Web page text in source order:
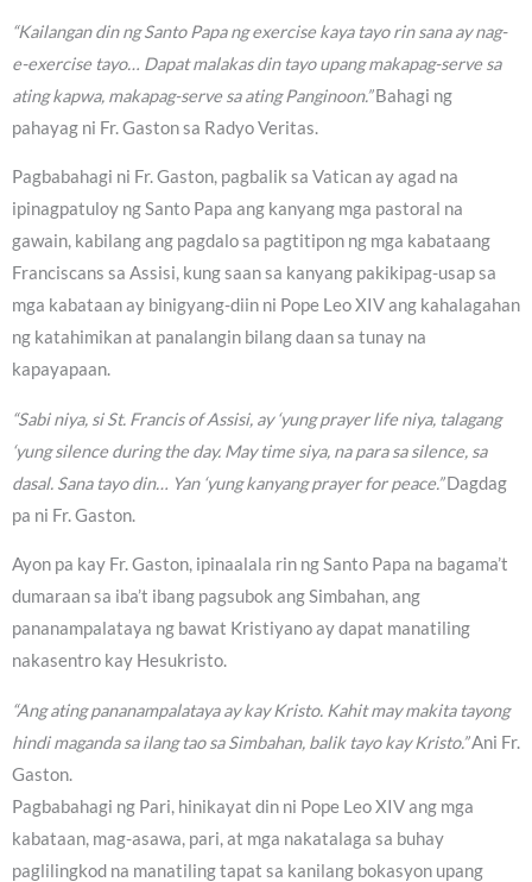
“Kailangan din ng Santo Papa ng exercise kaya tayo rin sana ay nag-
e-exercise tayo… Dapat malakas din tayo upang makapag-serve sa
ating kapwa, makapag-serve sa ating Panginoon.”Bahagi ng
pahayag ni Fr. Gaston sa Radyo Veritas.
Pagbabahagi ni Fr. Gaston, pagbalik sa Vatican ay agad na
ipinagpatuloy ng Santo Papa ang kanyang mga pastoral na
gawain, kabilang ang pagdalo sa pagtitipon ng mga kabataang
Franciscans sa Assisi, kung saan sa kanyang pakikipag-usap sa
mga kabataan ay binigyang-diin ni Pope Leo XIV ang kahalagahan
ng katahimikan at panalangin bilang daan sa tunay na
kapayapaan.
“Sabi niya, si St. Francis of Assisi, ay ‘yung prayer life niya, talagang
‘yung silence during the day. May time siya, na para sa silence, sa
dasal. Sana tayo din… Yan ‘yung kanyang prayer for peace.”Dagdag
pa ni Fr. Gaston.
Ayon pa kay Fr. Gaston, ipinaalala rin ng Santo Papa na bagama’t
dumaraan sa iba’t ibang pagsubok ang Simbahan, ang
pananampalataya ng bawat Kristiyano ay dapat manatiling
nakasentro kay Hesukristo.
“Ang ating pananampalataya ay kay Kristo. Kahit may makita tayong
hindi maganda sa ilang tao sa Simbahan, balik tayo kay Kristo.”Ani Fr.
Gaston.
Pagbabahagi ng Pari, hinikayat din ni Pope Leo XIV ang mga
kabataan, mag-asawa, pari, at mga nakatalaga sa buhay
paglilingkod na manatiling tapat sa kanilang bokasyon upang